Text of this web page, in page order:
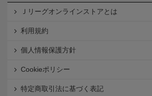
Ｊリーグオンラインストアとは
利用規約
個人情報保護方針
Cookieポリシー
特定商取引法に基づく表記